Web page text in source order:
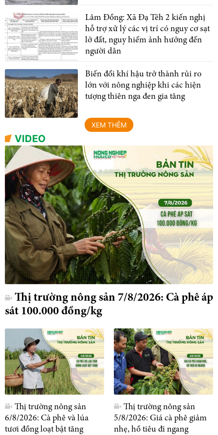
Lâm Đồng: Xã Đạ Tẻh 2 kiến nghị
hỗ trợ xử lý các vị trí có nguy cơ sạt
lở đất, nguy hiểm ảnh hưởng đến
người dân
Biến đổi khí hậu trở thành rủi ro
lớn với nông nghiệp khi các hiện
tượng thiên nga đen gia tăng
XEM THÊM
VIDEO
Thị trường nông sản 7/8/2026: Cà phê áp
sát 100.000 đồng/kg
Thị trường nông sản
6/8/2026: Cà phê và lúa
tươi đồng loạt bật tăng
Thị trường nông sản
5/8/2026: Giá cà phê giảm
nhẹ, hồ tiêu đi ngang